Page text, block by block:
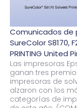
Comunicados de
SureColor S8170,
PRINTING United
Las impresoras
ganan tres
impresoras de
alzaron con los
categorías de